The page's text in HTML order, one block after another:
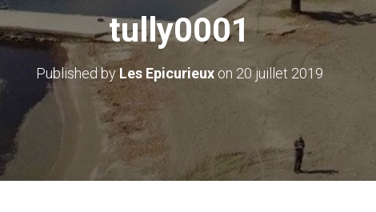
tully0001
Published byLes Epicurieuxon 20 juillet 2019